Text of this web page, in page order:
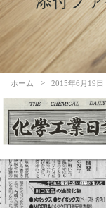
ホーム 2015年6月19